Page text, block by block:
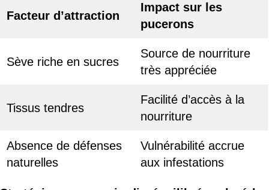
Facteur d’attraction
Impact sur les
pucerons
Sève riche en sucres
Source de nourriture
très appréciée
Tissus tendres
Facilité d’accès à la
nourriture
Absence de défenses
naturelles
Vulnérabilité accrue
aux infestations